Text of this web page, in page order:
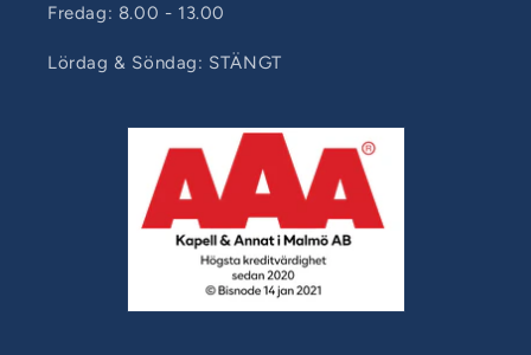
Fredag: 8.00 - 13.00
Lördag & Söndag: STÄNGT